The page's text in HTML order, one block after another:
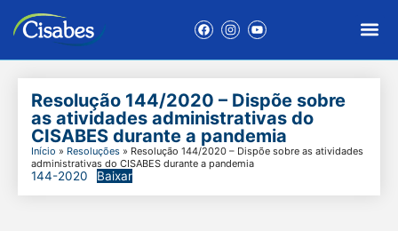
Resolução 144/2020 – Dispõe sobre
as atividades administrativas do
CISABES durante a pandemia
Início » Resoluções » Resolução 144/2020 – Dispõe sobre as atividades
administrativas do CISABES durante a pandemia
144-2020 Baixar